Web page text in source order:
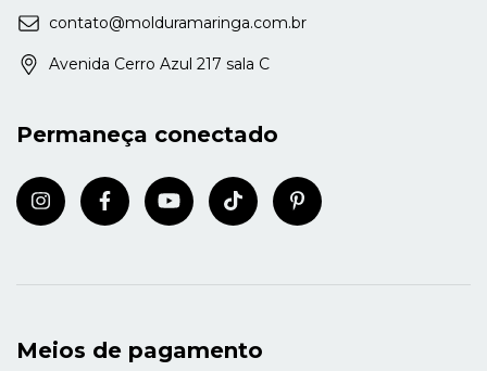
contato@molduramaringa.com.br
Avenida Cerro Azul 217 sala C
Permaneça conectado
Meios de pagamento